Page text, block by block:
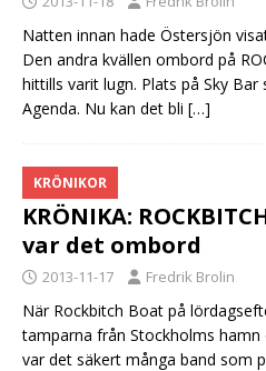
Natten innan hade Östersjön
Den andra kvällen ombord på
hittills varit lugn. Plats på Sky
Agenda. Nu kan det bli […]
KRÖNIKOR
KRÖNIKA:
var det ombord
2013-11-17 Fredrik Brolin
När Rockbitch Boat på
tamparna från Stockholms
var det säkert många band som